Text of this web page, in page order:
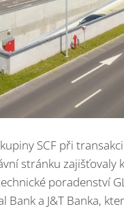
SCF při
stránku zajišťovaly
poradenství
Bank a J&T Banka,